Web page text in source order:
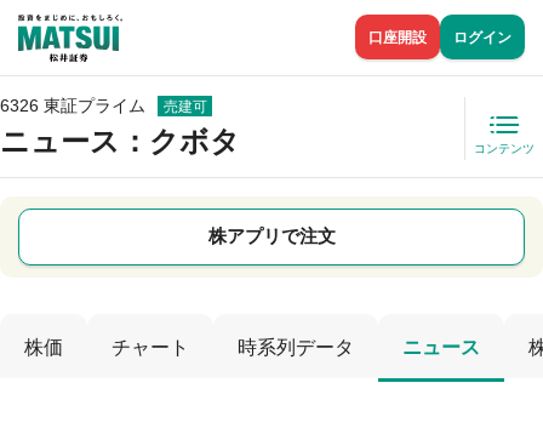
口座開設 ログイン
6326 東証プライム 売建可
ニュース ：クボタ コンテンツ
株アプリで注文
株価 チャート 時系列データ ニュース